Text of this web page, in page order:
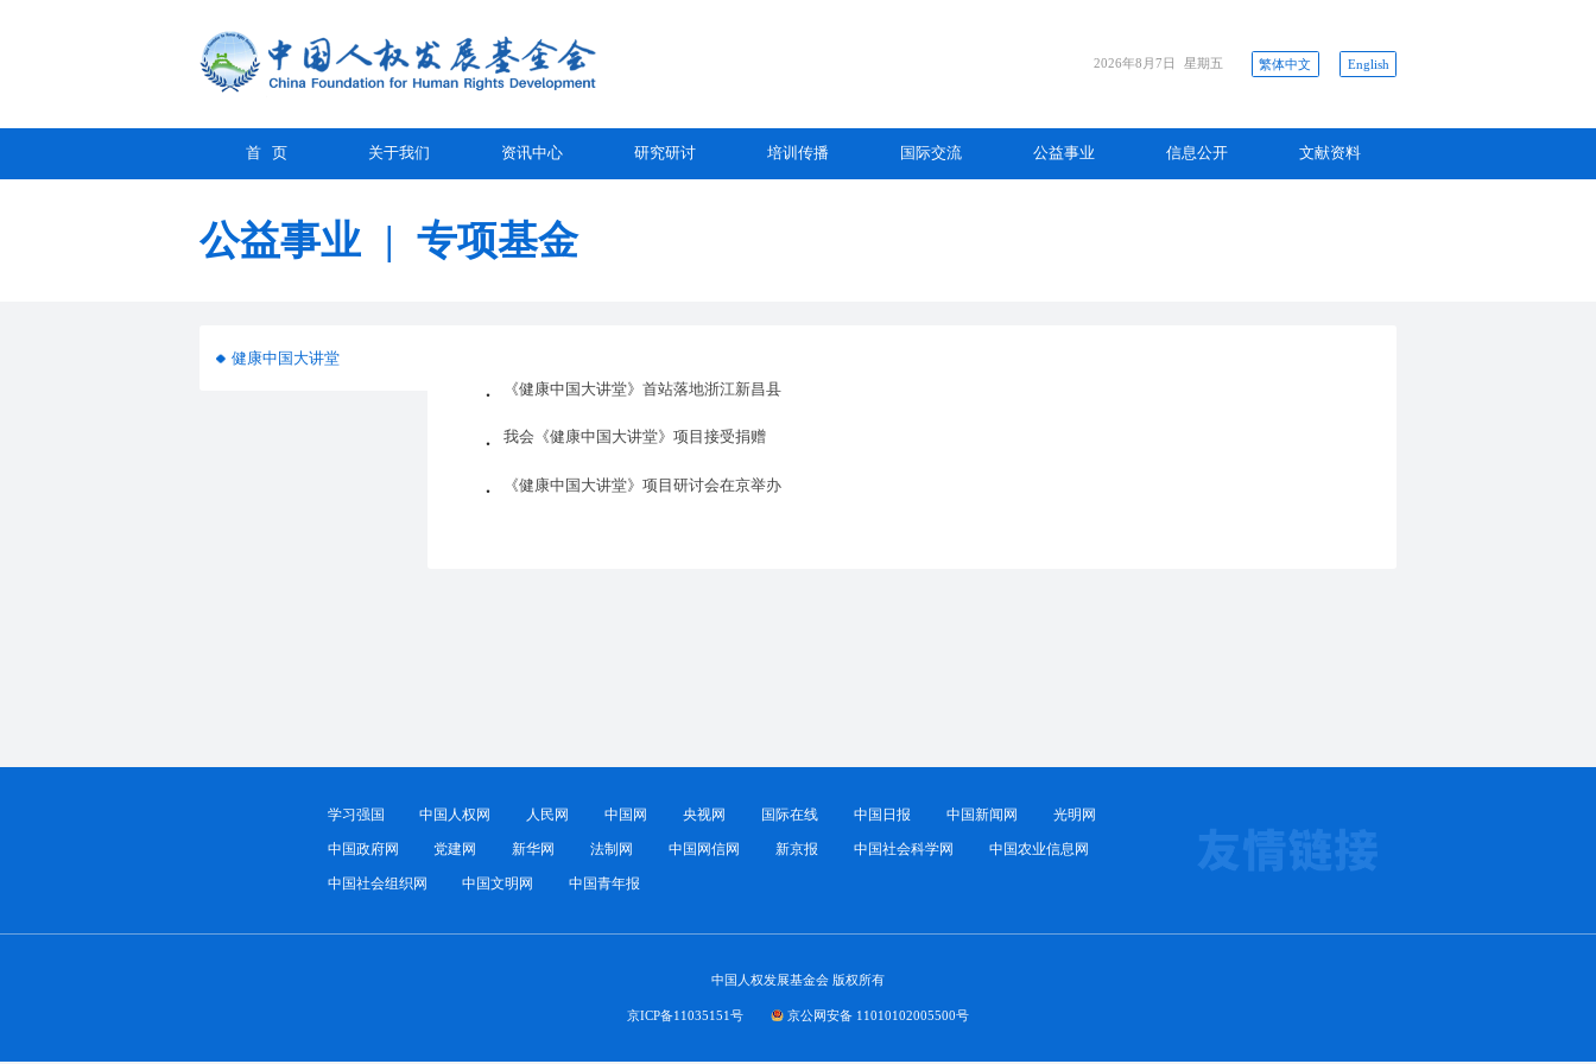
2026年8月7日 星期五 繁体中文 English
首 页 关于我们 资讯中心 研究研讨 培训传播 国际交流 公益事业 信息公开 文献资料
公益事业 | 专项基金
健康中国大讲堂
《健康中国大讲堂》首站落地浙江新昌县
我会《健康中国大讲堂》项目接受捐赠
《健康中国大讲堂》项目研讨会在京举办
学习强国 中国人权网 人民网 中国网 央视网 国际在线 中国日报 中国新闻网 光明网
中国政府网 党建网 新华网 法制网 中国网信网 新京报 中国社会科学网 中国农业信息网
中国社会组织网 中国文明网 中国青年报
中国人权发展基金会 版权所有
京ICP备11035151号 京公网安备 11010102005500号